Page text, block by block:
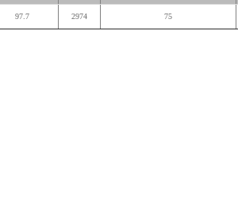
75
2974
97.7